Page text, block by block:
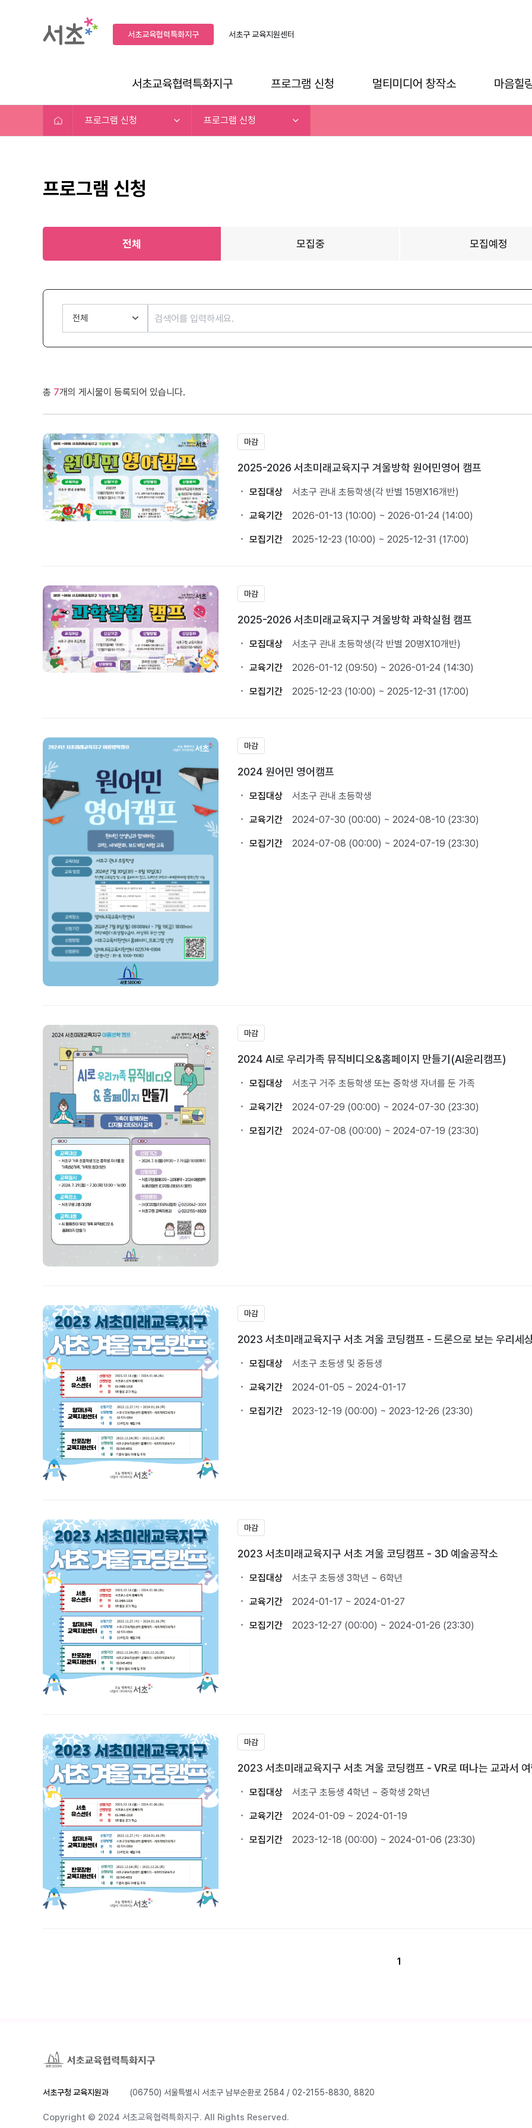
서초교육협력특화지구 서초구교육지원센터
서초교육협력특화지구 프로그램 신청 멀티미디어 창작소 마음힐
프로그램 신청 프로그램 신청
프로그램 신청
전체 모집중 모집예정
총 7개의 게시물이 등록되어 있습니다.
마감
2025-2026 서초미래교육지구 겨울방학 원어민영어 캠프
모집대상 서초구 관내 초등학생(각 반별 15명X16개반)
교육기간 2026-01-13 (10:00) ~ 2026-01-24 (14:00)
모집기간 2025-12-23 (10:00) ~ 2025-12-31 (17:00)
마감
2025-2026 서초미래교육지구 겨울방학 과학실험 캠프
모집대상 서초구 관내 초등학생(각 반별 20명X10개반)
교육기간 2026-01-12 (09:50) ~ 2026-01-24 (14:30)
모집기간 2025-12-23 (10:00) ~ 2025-12-31 (17:00)
마감
2024 원어민 영어캠프
모집대상 서초구 관내 초등학생
교육기간 2024-07-30 (00:00) ~ 2024-08-10 (23:30)
모집기간 2024-07-08 (00:00) ~ 2024-07-19 (23:30)
마감
2024 AI로 우리가족 뮤직비디오&홈페이지 만들기(AI윤리캠프)
모집대상 서초구 거주 초등학생 또는 중학생 자녀를 둔 가족
교육기간 2024-07-29 (00:00) ~ 2024-07-30 (23:30)
모집기간 2024-07-08 (00:00) ~ 2024-07-19 (23:30)
마감
2023 서초미래교육지구 서초 겨울 코딩캠프 - 드론으로 보는 우리세
모집대상 서초구 초등생 및 중등생
교육기간 2024-01-05 ~ 2024-01-17
모집기간 2023-12-19 (00:00) ~ 2023-12-26 (23:30)
마감
2023 서초미래교육지구 서초 겨울 코딩캠프 - 3D 예술공작소
모집대상 서초구 초등생 3학년 ~ 6학년
교육기간 2024-01-17 ~ 2024-01-27
모집기간 2023-12-27 (00:00) ~ 2024-01-26 (23:30)
마감
2023 서초미래교육지구 서초 겨울 코딩캠프 - VR로 떠나는 교과서
모집대상 서초구 초등생 4학년 ~ 중학생 2학년
교육기간 2024-01-09 ~ 2024-01-19
모집기간 2023-12-18 (00:00) ~ 2024-01-06 (23:30)
1
서초구청 교육지원과 (06750) 서울특별시 서초구 남부순환로 2584 / 02-2155-8830, 8820
Copyright © 2024 서초교육협력특화지구. All Rights Reserved.